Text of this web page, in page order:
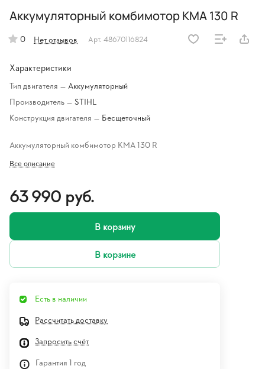
Аккумуляторный комбимотор KMA 130 R
0 Нет отзывов Арт. 48670116824
Характеристики
Тип двигателя — Аккумуляторный
Производитель — STIHL
Конструкция двигателя — Бесщеточный
Аккумуляторный комбимотор KMA 130 R
Все описание
63 990 руб.
В корзину
В корзине
Есть в наличии
Рассчитать доставку
Запросить счёт
Гарантия 1 год